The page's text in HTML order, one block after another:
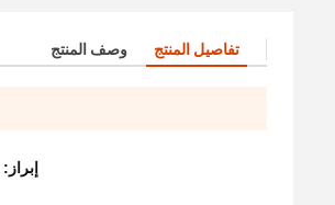
تفاصيل المنتج وصف المنتج
إبراز: